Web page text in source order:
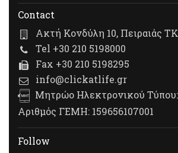
Contact
Ακτή Κονδύλη 10, Πειραιάς
Tel +30 210 5198000
Fax +30 210 5198295
info@clickatlife.gr
Μητρώο Ηλεκτρονικού Τύπου:
Αριθμός ΓΕΜΗ: 159656107001
Follow